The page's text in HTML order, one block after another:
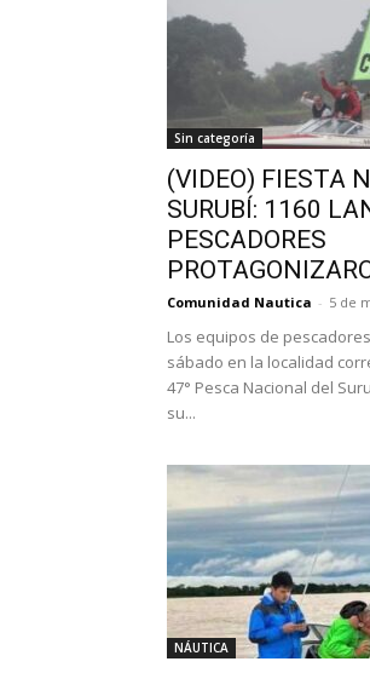
Sin categoría
(VIDEO) FIESTA
SURUBÍ: 1160
PESCADORES
Comunidad Nautica - 5 de
Los equipos de
sábado en la localidad
47° Pesca Nacional del
su...
NÁUTICA